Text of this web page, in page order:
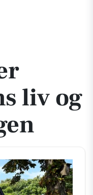
i Skagen
liv og